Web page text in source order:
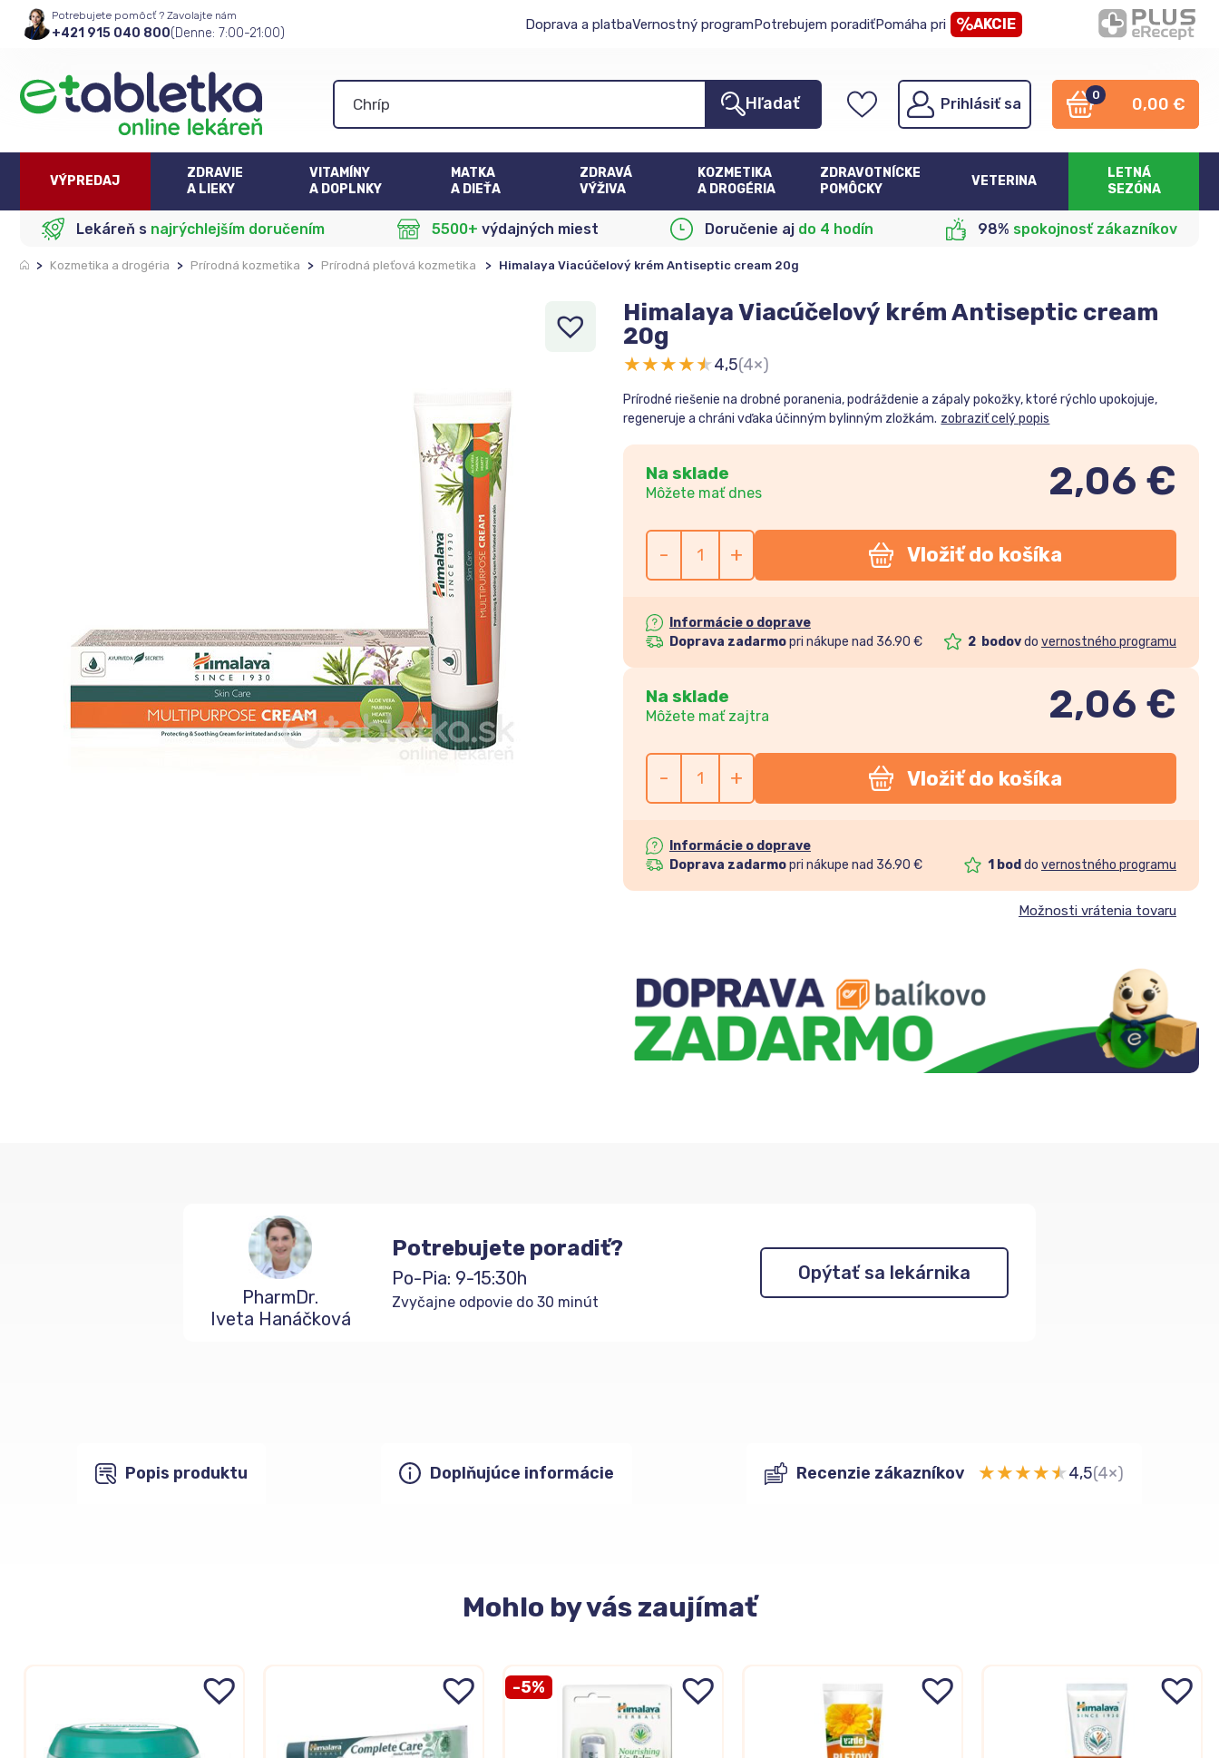
Potrebujete pomôcť ? Zavolajte nám
+421 915 040 800(Denne: 7:00-21:00)
Doprava a platbaVernostný programPotrebujem poradiťPomáha pri AKCIE
Hľadať Prihlásiť sa
0 0,00 €
VÝPREDAJ
ZDRAVIE
A LIEKY
VITAMÍNY
A DOPLNKY
MATKA
A DIEŤA
ZDRAVÁ
VÝŽIVA
KOZMETIKA
A DROGÉRIA
ZDRAVOTNÍCKE
POMÔCKY
VETERINA
LETNÁ
SEZÓNA
Lekáreň s najrýchlejším doručením 5500+ výdajných miest Doručenie aj do 4 hodín 98% spokojnosť zákazníkov
> Kozmetika a drogéria > Prírodná kozmetika > Prírodná pleťová kozmetika > Himalaya Viacúčelový krém Antiseptic cream 20g
Himalaya Viacúčelový krém Antiseptic cream
20g
★★★★★4,5(4×)
Prírodné riešenie na drobné poranenia, podráždenie a zápaly pokožky, ktoré rýchlo upokojuje,
regeneruje a chráni vďaka účinným bylinným zložkám. zobraziť celý popis
Na sklade
Môžete mať dnes 2,06 €
- + Vložiť do košíka
Informácie o doprave
Doprava zadarmopri nákupe nad 36.90 € 2 bodovdo vernostného programu
Na sklade
Môžete mať zajtra 2,06 €
- + Vložiť do košíka
Informácie o doprave
Doprava zadarmopri nákupe nad 36.90 € 1 bod do vernostného programu
Možnosti vrátenia tovaru
PharmDr.
Iveta Hanáčková
Potrebujete poradiť?
Po-Pia: 9-15:30h
Zvyčajne odpovie do 30 minút
Opýtať sa lekárnika
Popis produktu Doplňujúce informácie Recenzie zákazníkov ★★★★★4,5(4×)
Mohlo by vás zaujímať
-5%